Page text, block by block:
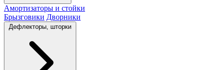
Амортизаторы и стойки
Брызговики Дворники
Дефлекторы, шторки